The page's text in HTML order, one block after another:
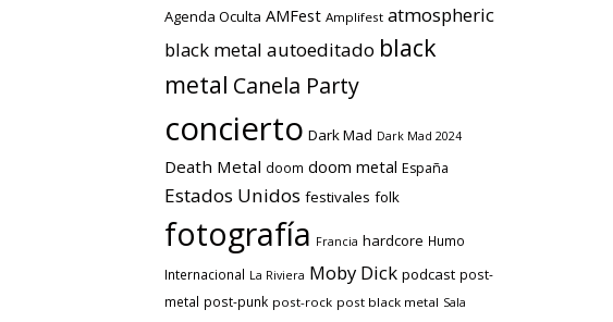
Agenda Oculta AMFest Amplifest atmospheric
black metal autoeditado black
metal Canela Party
concierto Dark Mad Dark Mad 2024
Death Metal doom doom metal España
Estados Unidos festivales folk
fotografía Francia hardcore Humo
Internacional La Riviera Moby Dick podcast post-
metal post-punk post-rock post black metal Sala